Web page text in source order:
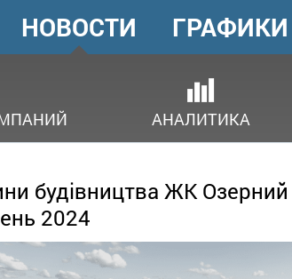
ГОЛОВНЕ
МЕНЮ
НОВОСТИ
АНАЛИТИКА
ГРАФИКИ
будівництва ЖК Озерний
2024